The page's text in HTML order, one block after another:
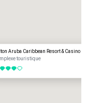
Aruba Caribbean Resort & Casino
touristique
5